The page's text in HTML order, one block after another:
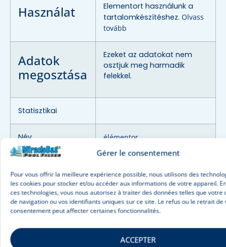
Gérer le consentement
Pour vous offrir la meilleure expérience possible, nous utilisons des
les cookies pour stocker et/ou accéder aux informations de votre appareil.
ces technologies, vous nous autorisez à traiter des données telles que votre
de navigation ou vos identifiants uniques sur ce site. Le refus ou le retrait de
consentement peut affecter certaines fonctionnalités.
ACCEPTER
Használat
Elementort használunk a
tartalomkészítéshez. Olvass
tovább
Adatok
megosztása
Ezeket az adatokat nem
osztjuk meg harmadik
felekkel.
Statisztikai
Név élémentor
Fonction
Tárolja a weboldalon
végrehajtott műveleteket
Fonctions